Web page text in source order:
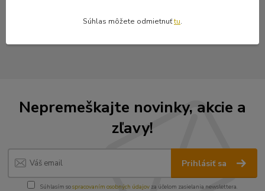
Nepremeškajte novinky, akcie a
zľavy!
Prihlásiť sa
Súhlasím sospracovaním osobných údajov za účelom zasielania newslettera.
Súhlas môžete odmietnuťtu.